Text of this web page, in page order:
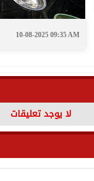
10-08-2025 09:35 AM
لا يوجد تعليقات